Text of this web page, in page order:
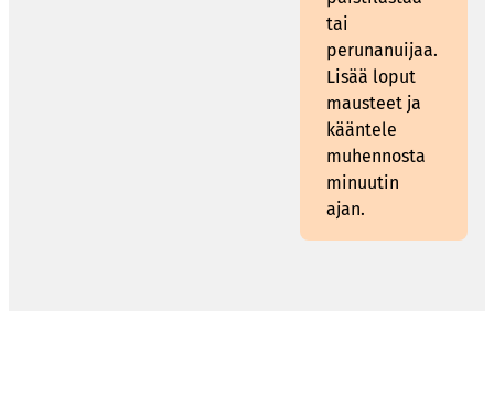
tai
perunanuijaa.
Lisää loput
mausteet ja
kääntele
muhennosta
minuutin
ajan.